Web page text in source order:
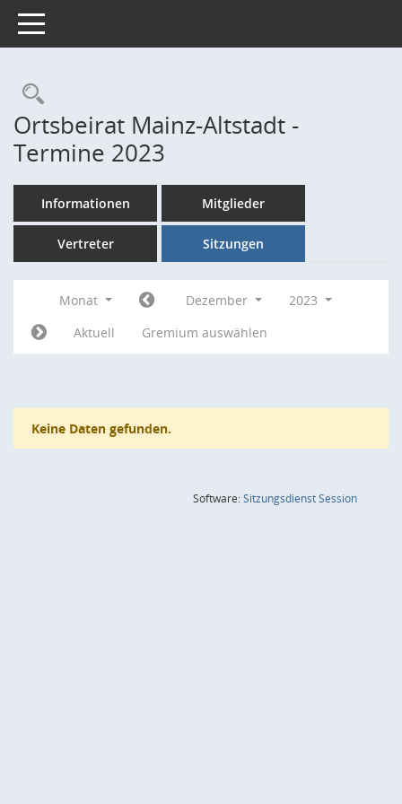
Toggle navigation
Rechercheauswahl
Ortsbeirat Mainz-Altstadt -
Termine 2023
Informationen Mitglieder
Vertreter Sitzungen
Monat Dezember
2023
Aktuell
Gremium auswählen
Keine Daten gefunden.
Software:SitzungsdienstSession(Wird in